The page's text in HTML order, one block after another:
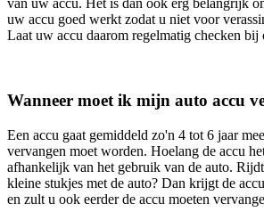
van uw accu. Het is dan ook erg belangrijk
uw accu goed werkt zodat u niet voor
Laat uw accu daarom regelmatig checken bij
Wanneer moet ik mijn auto accu
Een accu gaat gemiddeld zo'n 4 tot 6 jaar
vervangen moet worden. Hoelang de accu
afhankelijk van het gebruik van de auto.
kleine stukjes met de auto? Dan krijgt de
en zult u ook eerder de accu moeten